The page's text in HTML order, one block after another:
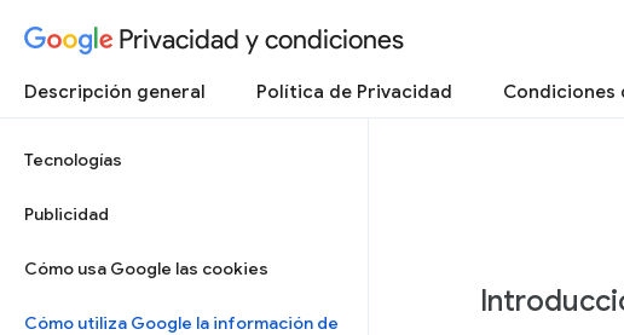
Privacidad y condiciones
Descripción general Política de Privacidad Condiciones
Tecnologías
Publicidad
Cómo usa Google las cookies
Cómo utiliza Google la información de